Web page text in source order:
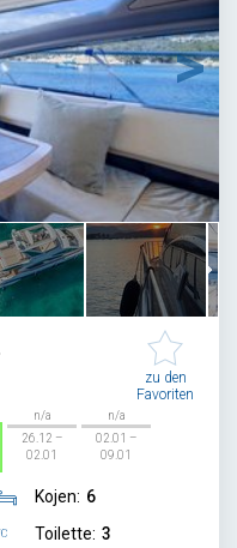
zu den
Favoriten
n/a
26.12 –
02.01
n/a
02.01 –
09.01
Kojen: 6
Toilette: 3